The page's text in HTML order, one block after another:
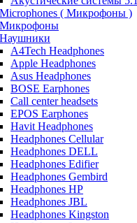
( Микрофоны )
A4Tech Headphones
Apple Headphones
Asus Headphones
BOSE Earphones
Call center headsets
EPOS Earphones
Havit Headphones
Headphones Cellular
Headphones DELL
Headphones Edifier
Headphones Gembird
Headphones HP
Headphones JBL
Headphones Kingston